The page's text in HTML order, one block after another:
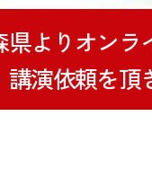
県よりオンラ
講演依頼を頂